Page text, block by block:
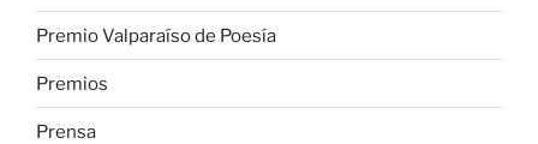
Premio Valparaíso de Poesía
Premios
Prensa